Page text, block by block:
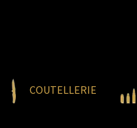
COUTELLERIE